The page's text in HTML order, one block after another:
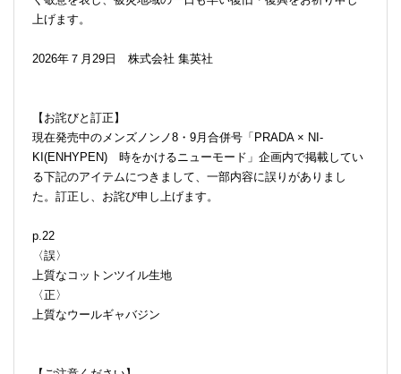
上げます。
2026年７月29日 株式会社 集英社
【お詫びと訂正】
現在発売中のメンズノンノ8・9月合併号「PRADA × NI-
KI(ENHYPEN) 時をかけるニューモード」企画内で掲載してい
る下記のアイテムにつきまして、一部内容に誤りがありまし
た。訂正し、お詫び申し上げます。
p.22
〈誤〉
上質なコットンツイル生地
〈正〉
上質なウールギャバジン